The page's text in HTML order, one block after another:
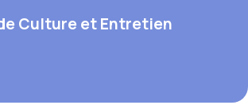
Culture et Entretien